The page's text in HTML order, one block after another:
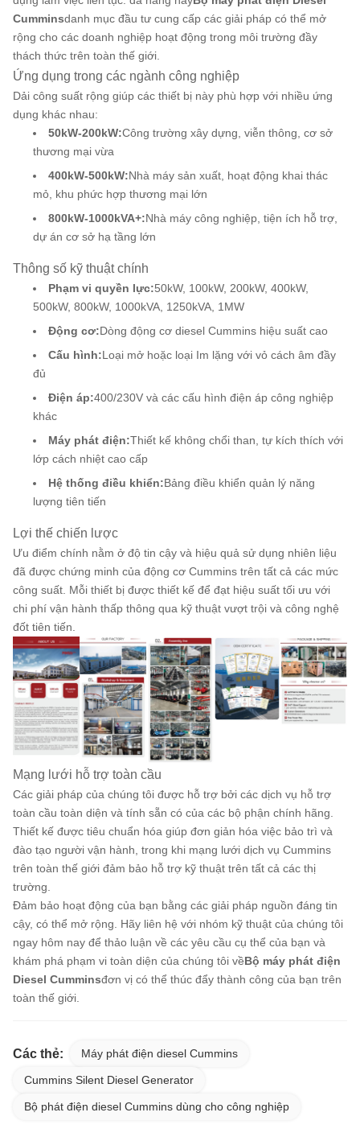
Cumminsdanh mục đầu tư cung cấp các giải pháp có thể mở
rộng cho các doanh nghiệp hoạt động trong môi trường đầy
thách thức trên toàn thế giới.
Ứng dụng trong các ngành công nghiệp
Dải công suất rộng giúp các thiết bị này phù hợp với nhiều ứng
dụng khác nhau:
50kW-200kW:Công trường xây dựng, viễn thông, cơ sở
thương mại vừa
400kW-500kW:Nhà máy sản xuất, hoạt động khai thác
mỏ, khu phức hợp thương mại lớn
800kW-1000kVA+:Nhà máy công nghiệp, tiện ích hỗ trợ,
dự án cơ sở hạ tầng lớn
Thông số kỹ thuật chính
Phạm vi quyền lực:50kW, 100kW, 200kW, 400kW,
500kW, 800kW, 1000kVA, 1250kVA, 1MW
Động cơ:Dòng động cơ diesel Cummins hiệu suất cao
Cấu hình:Loại mở hoặc loại Im lặng với vỏ cách âm đầy
đủ
Điện áp:400/230V và các cấu hình điện áp công nghiệp
khác
Máy phát điện:Thiết kế không chổi than, tự kích thích với
lớp cách nhiệt cao cấp
Hệ thống điều khiển:Bảng điều khiển quản lý năng
lượng tiên tiến
Lợi thế chiến lược
Ưu điểm chính nằm ở độ tin cậy và hiệu quả sử dụng nhiên liệu
đã được chứng minh của động cơ Cummins trên tất cả các mức
công suất. Mỗi thiết bị được thiết kế để đạt hiệu suất tối ưu với
chi phí vận hành thấp thông qua kỹ thuật vượt trội và công nghệ
đốt tiên tiến.
Mạng lưới hỗ trợ toàn cầu
Các giải pháp của chúng tôi được hỗ trợ bởi các dịch vụ hỗ trợ
toàn cầu toàn diện và tính sẵn có của các bộ phận chính hãng.
Thiết kế được tiêu chuẩn hóa giúp đơn giản hóa việc bảo trì và
đào tạo người vận hành, trong khi mạng lưới dịch vụ Cummins
trên toàn thế giới đảm bảo hỗ trợ kỹ thuật trên tất cả các thị
trường.
Đảm bảo hoạt động của bạn bằng các giải pháp nguồn đáng tin
cậy, có thể mở rộng. Hãy liên hệ với nhóm kỹ thuật của chúng tôi
ngay hôm nay để thảo luận về các yêu cầu cụ thể của bạn và
khám phá phạm vi toàn diện của chúng tôi vềBộ máy phát điện
Diesel Cumminsđơn vị có thể thúc đẩy thành công của bạn trên
toàn thế giới.
Các thẻ: Máy phát điện diesel Cummins
Cummins Silent Diesel Generator
Bộ phát điện diesel Cummins dùng cho công nghiệp